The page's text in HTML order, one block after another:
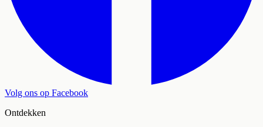
Volg ons op Facebook
Ontdekken